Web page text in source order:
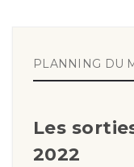
PLANNING DU
Les
2022